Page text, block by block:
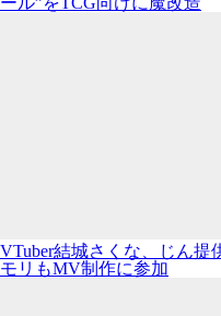
VTuber結城さくな、じん
モリもMV制作に参加